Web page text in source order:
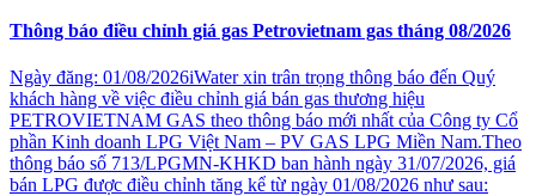
Thông báo điều chỉnh giá gas Petrovietnam gas tháng 08/2026
Ngày đăng: 01/08/2026iWater xin trân trọng thông báo đến Quý
khách hàng về việc điều chỉnh giá bán gas thương hiệu
PETROVIETNAM GAS theo thông báo mới nhất của Công ty Cổ
phần Kinh doanh LPG Việt Nam – PV GAS LPG Miền Nam.Theo
thông báo số 713/LPGMN-KHKD ban hành ngày 31/07/2026, giá
bán LPG được điều chỉnh tăng kể từ ngày 01/08/2026 như sau: